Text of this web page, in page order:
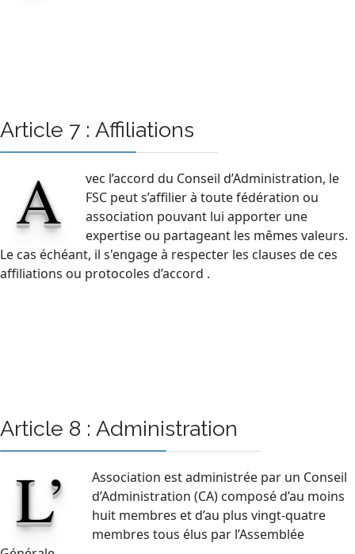
Article 7 : Affiliations
A
vec l’accord du Conseil d’Administration, le
FSC peut s’affilier à toute fédération ou
association pouvant lui apporter une
expertise ou partageant les mêmes valeurs.
Le cas échéant, il s'engage à respecter les clauses de ces
affiliations ou protocoles d’accord .
Article 8 : Administration
L’
Association est administrée par un Conseil
d’Administration (CA) composé d’au moins
huit membres et d’au plus vingt-quatre
membres tous élus par l’Assemblée